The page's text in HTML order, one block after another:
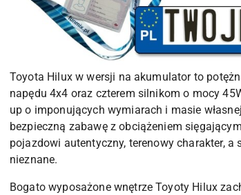
Toyota Hilux w wersji na akumulator to
napędu 4x4 oraz czterem silnikom o mocy
up o imponujących wymiarach i masie
bezpieczną zabawę z obciążeniem
pojazdowi autentyczny, terenowy charakter,
nieznane.
Bogato wyposażone wnętrze Toyoty Hilux